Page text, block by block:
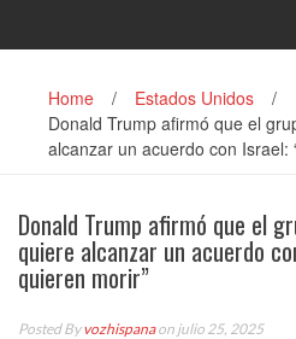
Home / Estados Unidos
/
Donald Trump afirmó que el
alcanzar un acuerdo con Israel:
Donald Trump afirmó que el
quiere alcanzar un acuerdo
quieren morir”
Posted Byvozhispanaon julio 25, 2025